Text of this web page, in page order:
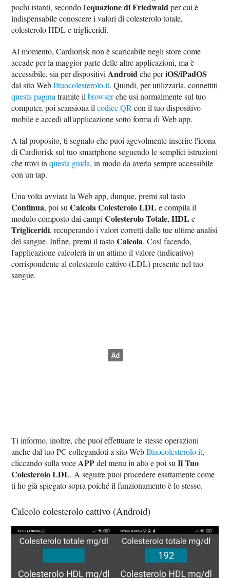
pochi istanti, secondo l'equazione di Friedwaldper cui è
indispensabile conoscere i valori di colesterolo totale,
colesterolo HDL e trigliceridi.
Al momento, Cardiorisk non è scaricabile negli store come
accade per la maggior parte delle altre applicazioni, ma è
accessibile, sia per dispositivi Androidche periOS/iPadOS
dal sito WebIltuocolesterolo.it. Quindi, per utilizzarla, connettiti
questa pagina tramite ilbrowserche usi normalmente sul tuo
computer, poi scansiona ilcodice QR con il tuo dispositivo
mobile e accedi all'applicazione sotto forma di Web app.
A tal proposito, ti segnalo che puoi agevolmente inserire l'icona
di Cardiorisk sul tuo smartphone seguendo le semplici istruzioni
che trovi inquesta guida, in modo da averla sempre accessibile
con un tap.
Una volta avviata la Web app, dunque, premi sul tasto
Continua, poi suCalcola Colesterolo LDL e compila il
modulo composto dai campiColesterolo Totale,HDL e
Trigliceridi, recuperando i valori corretti dalle tue ultime analisi
del sangue. Infine, premi il tastoCalcola. Così facendo,
l'applicazione calcolerà in un attimo il valore (indicativo)
corrispondente al colesterolo cattivo (LDL) presente nel tuo
sangue.
Ti informo, inoltre, che puoi effettuare le stesse operazioni
anche dal tuo PC collegandoti a sito WebIltuocolesterolo.it,
cliccando sulla voce APPdel menu in alto e poi suIl Tuo
Colesterolo LDL. A seguire puoi procedere esattamente come
ti ho già spiegato sopra poiché il funzionamento è lo stesso.
Calcolo colesterolo cattivo (Android)